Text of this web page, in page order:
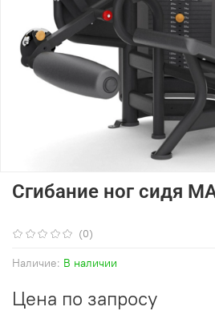
(0)
Наличие: В наличии
Сгибание ног сидя
Цена по запросу